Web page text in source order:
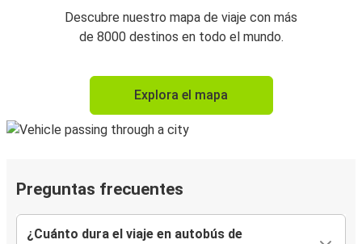
Descubre nuestro mapa de viaje con más
de 8000 destinos en todo el mundo.
Explora el mapa
Preguntas frecuentes
¿Cuánto dura el viaje en autobús de